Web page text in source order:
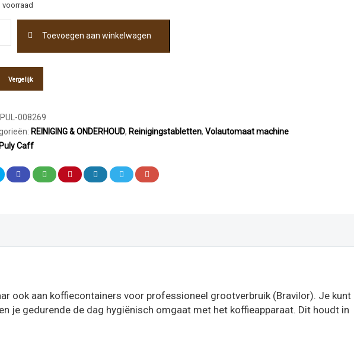
voorraad
Toevoegen aan winkelwagen
Vergelijk
PUL-008269
REINIGING & ONDERHOUD, Reinigingstabletten, Volautomaat machine
Puly Caff
ook aan koffiecontainers voor professioneel grootverbruik (Bravilor). Je kunt
je gedurende de dag hygiënisch omgaat met het koffieapparaat. Dit houdt in